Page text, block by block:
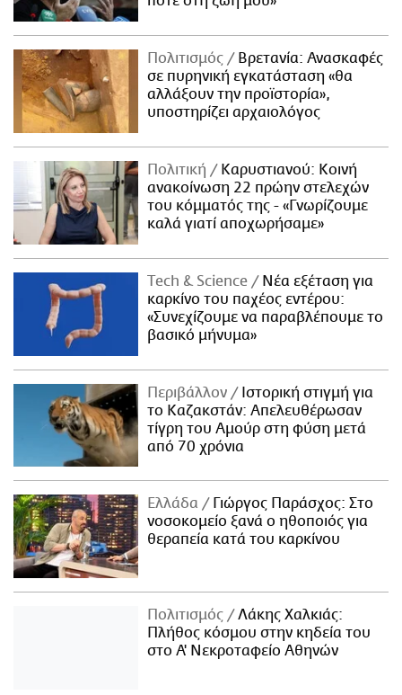
Πολιτισμός
Βρετανία: Ανασκαφές
σε πυρηνική εγκατάσταση «θα
αλλάξουν την προϊστορία»,
υποστηρίζει αρχαιολόγος
Πολιτική
Καρυστιανού: Κοινή
ανακοίνωση 22 πρώην στελεχών
του κόμματός της - «Γνωρίζουμε
καλά γιατί αποχωρήσαμε»
Τech & Science
Νέα εξέταση για
καρκίνο του παχέος εντέρου:
«Συνεχίζουμε να παραβλέπουμε το
βασικό μήνυμα»
Περιβάλλον
Ιστορική στιγμή για
το Καζακστάν: Απελευθέρωσαν
τίγρη του Αμούρ στη φύση μετά
από 70 χρόνια
Ελλάδα
Γιώργος Παράσχος: Στο
νοσοκομείο ξανά ο ηθοποιός για
θεραπεία κατά του καρκίνου
Πολιτισμός
Λάκης Χαλκιάς:
Πλήθος κόσμου στην κηδεία του
στο Α' Νεκροταφείο Αθηνών